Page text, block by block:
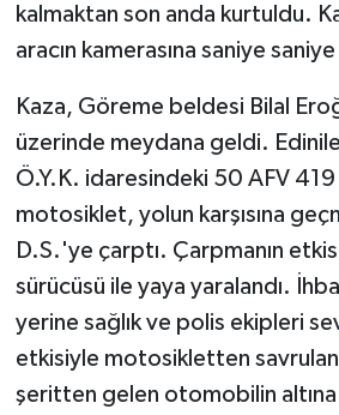
kalmaktan son anda kurtuldu.
aracın kamerasına saniye saniye
Kaza, Göreme beldesi Bilal
üzerinde meydana geldi.
Ö.Y.K. idaresindeki 50 AFV 419
motosiklet, yolun karşısına
D.S.'ye çarptı. Çarpmanın
sürücüsü ile yaya yaralandı.
yerine sağlık ve polis ekipleri
etkisiyle motosikletten savrulan
şeritten gelen otomobilin